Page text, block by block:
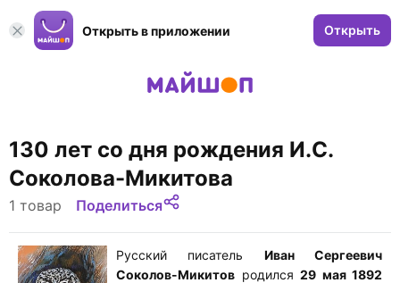
Открыть в приложении Открыть
130 лет со дня рождения И.С.
Соколова-Микитова
1 товар Поделиться
Русский писатель Иван Сергеевич
Соколов-Микитов родился 29 мая 1892